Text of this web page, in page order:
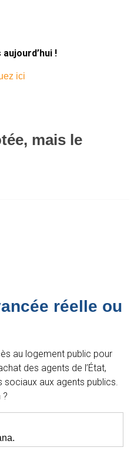
!
ici
mais le
réelle ou
au logement public pour
des agents de l’État,
aux agents publics.
?